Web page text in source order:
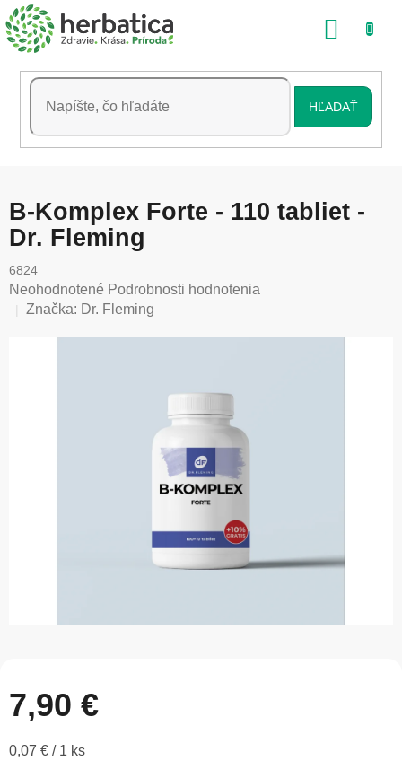
Prejsť
na
obsah
HĽADAŤ
B-Komplex Forte - 110 tabliet -
Dr. Fleming
6824
Priemerné
hodnotenie
Neohodnotené Podrobnosti hodnotenia
Značka: Dr. Fleming
7,90 €
Jednotková
0,07 € / 1 ks